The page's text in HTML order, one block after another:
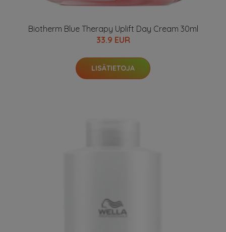
Biotherm Blue Therapy Uplift Day Cream 30ml
33.9 EUR
LISÄTIETOJA